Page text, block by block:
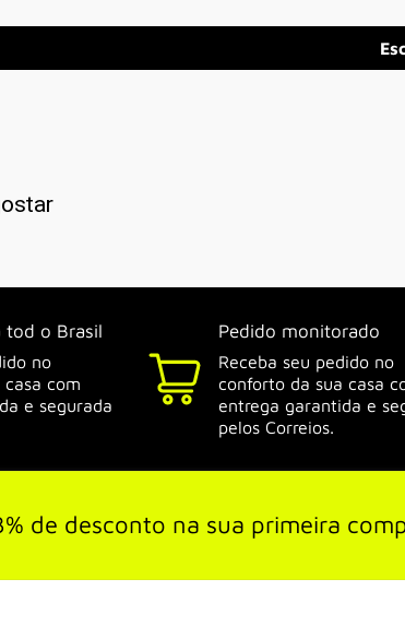
tod o Brasil
no
com
e segurada
Pedido monitorado
Receba seu pedido no
conforto da sua casa
entrega garantida e
pelos Correios.
de desconto na sua primeira